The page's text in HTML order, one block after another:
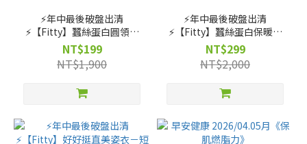
⚡️年中最後破盤出清
⚡️【Fitty】蠶絲蛋白圓領長
袖上衣（純黑、酒紅）（剩
XS, S, M, L, XL, 2XL 號）
NT$199
NT$1,900
⚡️年中最後破盤出清
⚡️【Fitty】蠶絲蛋白保暖內
搭褲（純黑／酒紅）（剩 XS,
S, M, L, XL 號）
NT$299
NT$2,000